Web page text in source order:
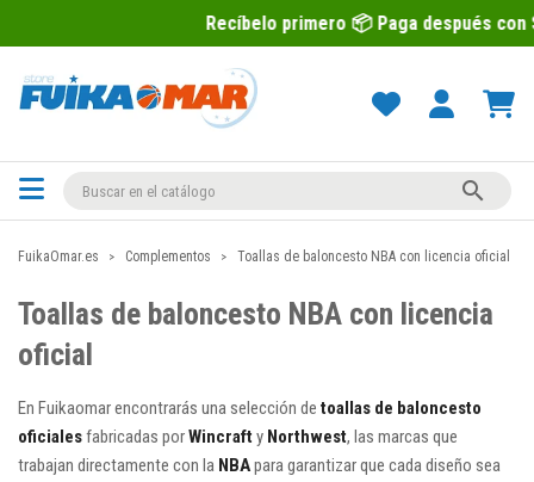
Recíbelo primero 📦 Paga después con Sequra 💶

FuikaOmar.es Complementos Toallas de baloncesto NBA con licencia oficial
Toallas de baloncesto NBA con licencia
oficial
En Fuikaomar encontrarás una selección de toallas de baloncesto
oficialesfabricadas porWincrafty Northwest, las marcas que
trabajan directamente con la NBApara garantizar que cada diseño sea